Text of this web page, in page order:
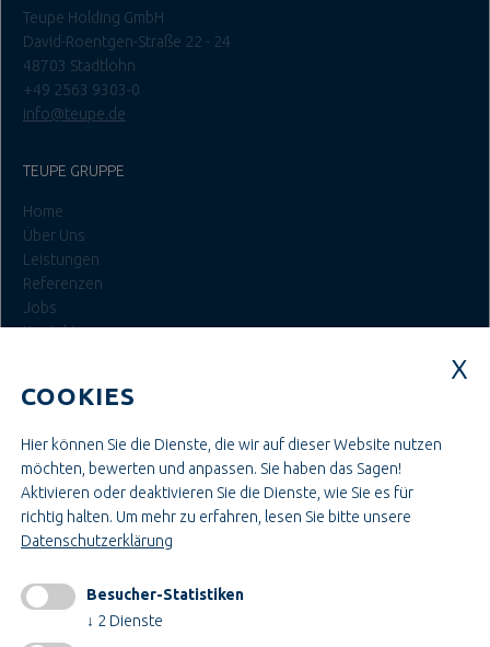
Teupe Holding GmbH
David-Roentgen-Straße 22 - 24
48703 Stadtlohn
+49 2563 9303-0
info@teupe.de
TEUPE GRUPPE
Home
Über Uns
Leistungen
Referenzen
Jobs
Kontakt
Ausbildung & Studium
Bau- & Projektleitung
Administration & Verwaltung
Handwerk & Montage
Konstruktion & Technik
INFORMATIONEN
COOKIES
Hier können Sie die Dienste, die wir auf dieser Website nutzen
möchten, bewerten und anpassen. Sie haben das Sagen!
Aktivieren oder deaktivieren Sie die Dienste, wie Sie es für
richtig halten. Um mehr zu erfahren, lesen Sie bitte unsere
Datenschutzerklärung
Besucher-Statistiken
↓ 2 Dienste